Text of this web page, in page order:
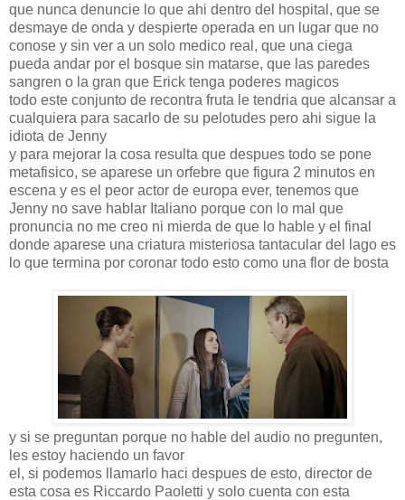
que nunca denuncie lo que ahi dentro del hospital, que se
desmaye de onda y despierte operada en un lugar que no
conose y sin ver a un solo medico real, que una ciega
pueda andar por el bosque sin matarse, que las paredes
sangren o la gran que Erick tenga poderes magicos
todo este conjunto de recontra fruta le tendria que alcansar a
cualquiera para sacarlo de su pelotudes pero ahi sigue la
idiota de Jenny
y para mejorar la cosa resulta que despues todo se pone
metafisico, se aparese un orfebre que figura 2 minutos en
escena y es el peor actor de europa ever, tenemos que
Jenny no save hablar Italiano porque con lo mal que
pronuncia no me creo ni mierda de que lo hable y el final
donde aparese una criatura misteriosa tantacular del lago es
lo que termina por coronar todo esto como una flor de bosta
y si se preguntan porque no hable del audio no pregunten,
les estoy haciendo un favor
el, si podemos llamarlo haci despues de esto, director de
esta cosa es Riccardo Paoletti y solo cuenta con esta